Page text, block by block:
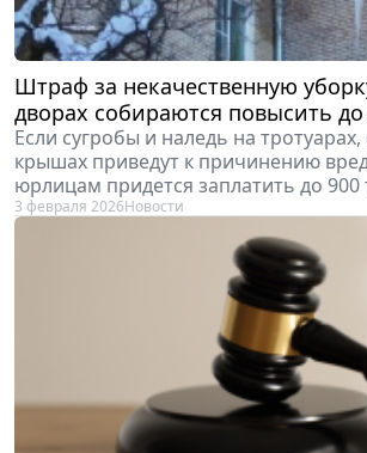
Штраф за некачественную
дворах собираются повысить до
Если сугробы и наледь на тротуарах,
крышах приведут к причинению
юрлицам придется заплатить до 900
3 февраля 2026Новости